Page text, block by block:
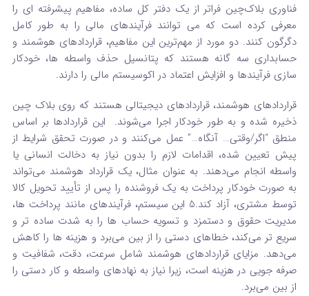
فناوری بلاک‌چین فراتر از یک دفتر کل ساده، مفاهیم پیشرفته‌ ای را
معرفی کرده است که می‌ توانند فرآیندهای مالی را به طور کامل
دگرگون کنند. دو مورد از مهم‌ترین این مفاهیم، قراردادهای هوشمند و
حسابداری سه‌ گانه هستند که پتانسیل حذف واسطه‌ ها، خودکار
سازی فرآیندها و افزایش اعتماد در اکوسیستم مالی را دارند.
قراردادهای هوشمند، قراردادهای دیجیتالی هستند که روی بلاک‌ چین
ذخیره شده و به طور خودکار اجرا می‌شوند.
این قراردادها بر اساس
منطق “اگر/وقتی… آنگاه…” عمل می‌کنند و در صورت تحقق شرایط از
پیش تعیین‌ شده، اقدامات لازم را بدون نیاز به دخالت انسانی یا
واسطه انجام می‌دهند. به عنوان مثال، یک قرارداد هوشمند می‌تواند
به صورت خودکار پرداخت به یک فروشنده را پس از تأیید تحویل کالا
توسط مشتری، آزاد کند.5 این سیستم، فرآیندهای مانند پرداخت‌ ها،
مدیریت حقوق و دستمزد و تسویه حساب‌ ها را به شدت ساده‌ تر و
سریع‌ تر می‌کند، خطاهای دستی را از بین می‌برد و هزینه‌ ها را کاهش
می‌دهد. مزایای قراردادهای هوشمند شامل سرعت، دقت، شفافیت و
صرفه‌ جویی در هزینه است، زیرا نیاز به نهادهای واسطه و کار دستی را
از بین می‌برد.